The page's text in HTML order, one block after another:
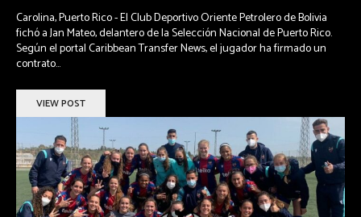
Carolina, Puerto Rico - El Club Deportivo Oriente Petrolero de Bolivia
fichó a Jan Mateo, delantero de la Selección Nacional de Puerto Rico.
Según el portal Caribbean Transfer News, el jugador ha firmado un
contrato...
VIEW POST